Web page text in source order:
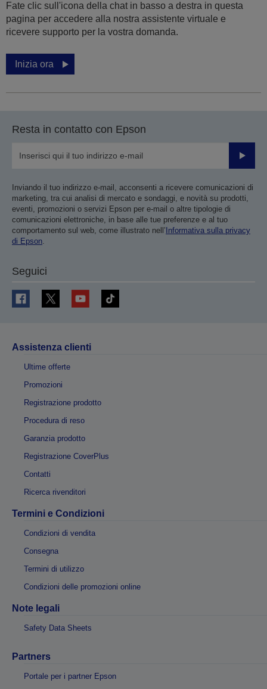
Fate clic sull'icona della chat in basso a destra in questa
pagina per accedere alla nostra assistente virtuale e
ricevere supporto per la vostra domanda.
Inizia ora
Resta in contatto con Epson
Invia
Inviando il tuo indirizzo e-mail, acconsenti a ricevere comunicazioni di
marketing, tra cui analisi di mercato e sondaggi, e novità su prodotti,
eventi, promozioni o servizi Epson per e-mail o altre tipologie di
comunicazioni elettroniche, in base alle tue preferenze e al tuo
comportamento sul web, come illustrato nell’ Informativa sulla privacy
di Epson.
Seguici
Assistenza clienti
Ultime offerte
Promozioni
Registrazione prodotto
Procedura di reso
Garanzia prodotto
Registrazione CoverPlus
Contatti
Ricerca rivenditori
Termini e Condizioni
Condizioni di vendita
Consegna
Termini di utilizzo
Condizioni delle promozioni online
Note legali
Safety Data Sheets
Partners
Portale per i partner Epson